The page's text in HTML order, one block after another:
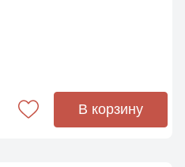
В корзину